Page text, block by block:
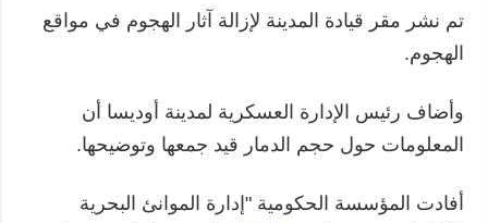
تم نشر مقر قيادة المدينة لإزالة آثار الهجوم في مواقع
الهجوم.
وأضاف رئيس الإدارة العسكرية لمدينة أوديسا أن
المعلومات حول حجم الدمار قيد جمعها وتوضيحها.
أفادت المؤسسة الحكومية "إدارة الموانئ البحرية